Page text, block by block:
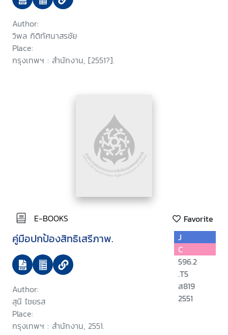
Author:
วิพล กิติทัศนาสรชัย
Place:
กรุงเทพฯ : สำนักงาน, [2551?].
E-BOOKS Favorite
คู่มือปกป้องสิทธิเสรีภาพ.
Author:
สุนี ไชยรส
Place:
กรุงเทพฯ : สำนักงาน, 2551.
J
C
596.2
.T5
ส819
2551